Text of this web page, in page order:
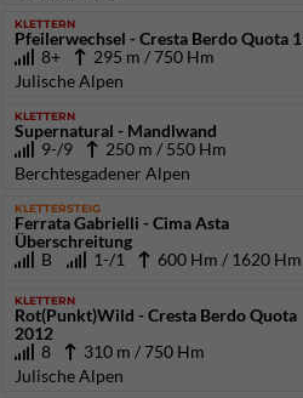
KLETTERN
Pfeilerwechsel - Cresta Berdo Quota
8+
295 m / 750 Hm
Julische Alpen
KLETTERN
Supernatural - Mandlwand
9-/9
250 m / 550 Hm
Berchtesgadener Alpen
KLETTERSTEIG
Ferrata Gabrielli - Cima Asta
Überschreitung
B
1-/1 600 Hm / 1620 Hm
KLETTERN
Rot(Punkt)Wild - Cresta Berdo Quota
2012
8
310 m / 750 Hm
Julische Alpen